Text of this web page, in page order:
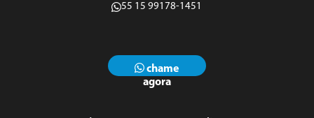
55 15 99178-1451
chame
agora